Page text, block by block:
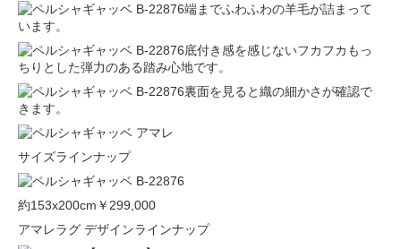
端までふわふわの羊毛が詰まって
います。
底付き感を感じないフカフカもっ
ちりとした弾力のある踏み心地です。
裏面を見ると織の細かさが確認で
きます。
サイズラインナップ
約153x200cm ￥299,000
アマレラグ デザインラインナップ